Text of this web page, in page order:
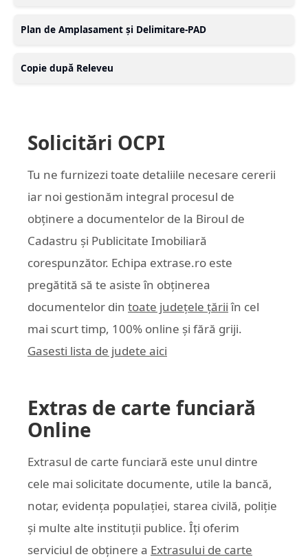
Plan de Amplasament și Delimitare-PAD
Copie după Releveu
Solicitări OCPI
Tu ne furnizezi toate detaliile necesare cererii
iar noi gestionăm integral procesul de
obținere a documentelor de la Biroul de
Cadastru și Publicitate Imobiliară
corespunzător. Echipa extrase.ro este
pregătită să te asiste în obținerea
documentelor din toate județele țării în cel
mai scurt timp, 100% online și fără griji.
Gasesti lista de judete aici
Extras de carte funciară
Online
Extrasul de carte funciară este unul dintre
cele mai solicitate documente, utile la bancă,
notar, evidența populației, starea civilă, poliție
și multe alte instituții publice. Îți oferim
serviciul de obținere a Extrasului de carte